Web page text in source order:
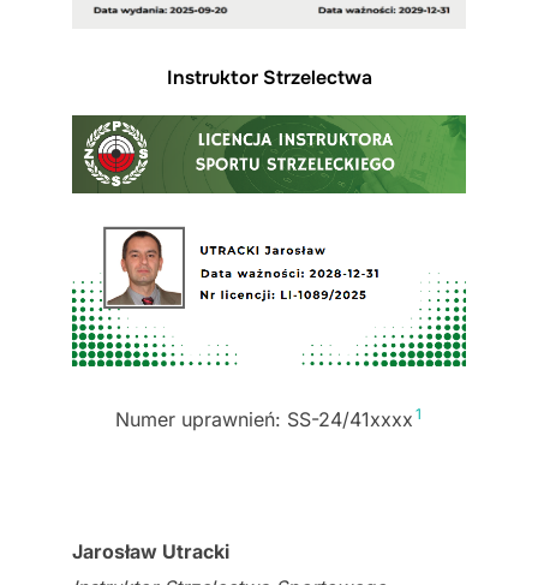
Instruktor Strzelectwa
Numer uprawnień: SS-24/41xxxx 1
Jarosław Utracki